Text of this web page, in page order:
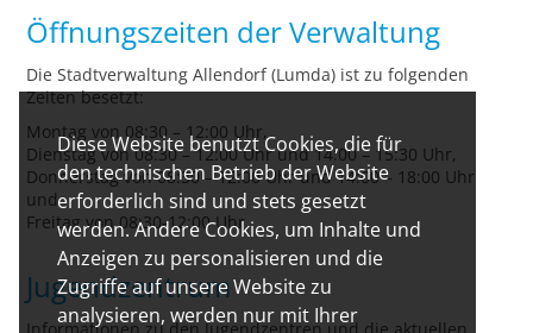
Diese Website benutzt Cookies, die für
den technischen Betrieb der Website
erforderlich sind und stets gesetzt
werden. Andere Cookies, um Inhalte und
Anzeigen zu personalisieren und die
Zugriffe auf unsere Website zu
analysieren, werden nur mit Ihrer
Öffnungszeiten der Verwaltung
Die Stadtverwaltung Allendorf (Lumda) ist zu folgenden
Zeiten besetzt:
Montag von 08:30 – 12:00 Uhr,
Dienstag von 08:30 – 12:00 Uhr und 14:00 – 15:30 Uhr,
Donnerstag von 08:30 – 12:00 Uhr und 14:00 – 18:00 Uhr
und
Freitag von 08:30-12:00 Uhr.
Jugendzentrum